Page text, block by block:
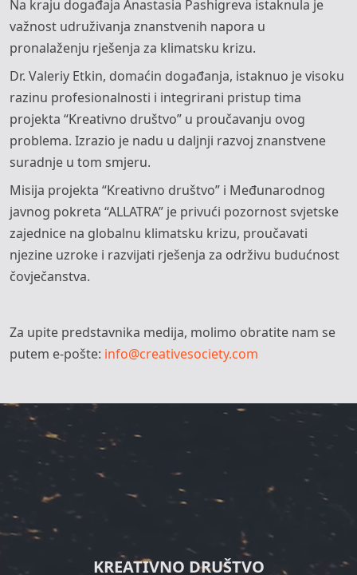
Na kraju događaja Anastasia Pashigreva istaknula je
važnost udruživanja znanstvenih napora u
pronalaženju rješenja za klimatsku krizu.
Dr. Valeriy Etkin, domaćin događanja, istaknuo je visoku
razinu profesionalnosti i integrirani pristup tima
projekta “Kreativno društvo” u proučavanju ovog
problema. Izrazio je nadu u daljnji razvoj znanstvene
suradnje u tom smjeru.
Misija projekta “Kreativno društvo” i Međunarodnog
javnog pokreta “ALLATRA” je privući pozornost svjetske
zajednice na globalnu klimatsku krizu, proučavati
njezine uzroke i razvijati rješenja za održivu budućnost
čovječanstva.
Za upite predstavnika medija, molimo obratite nam se
putem e-pošte: info@creativesociety.com
KREATIVNO DRUŠTVO